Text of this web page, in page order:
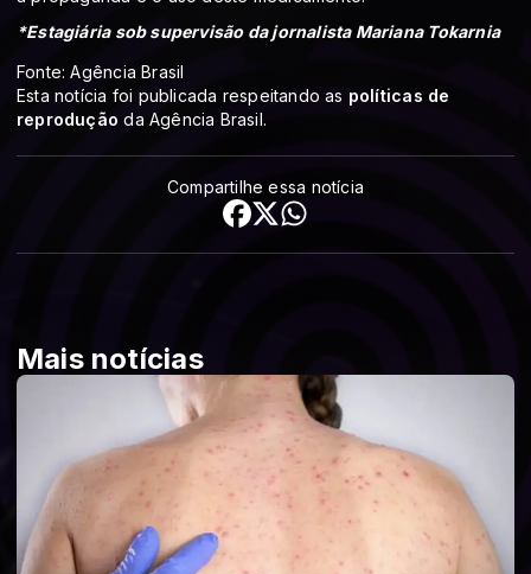
*Estagiária sob supervisão da jornalista Mariana Tokarnia
Fonte: Agência Brasil
Esta notícia foi publicada respeitando as políticas de
reprodução da Agência Brasil.
Compartilhe essa notícia
Mais notícias